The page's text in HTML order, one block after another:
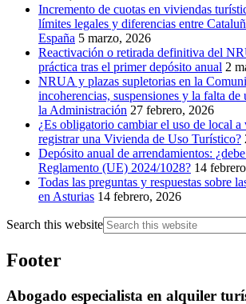
Incremento de cuotas en viviendas
límites legales y diferencias entre
España 5 marzo, 2026
Reactivación o retirada definitiva del
práctica tras el primer depósito anual 2
NRUA y plazas supletorias en la
incoherencias, suspensiones y la falta
la Administración 27 febrero, 2026
¿Es obligatorio cambiar el uso de local a
registrar una Vivienda de Uso Turístico?
Depósito anual de arrendamientos:
Reglamento (UE) 2024/1028? 14
Todas las preguntas y respuestas sobre
en Asturias 14 febrero, 2026
Search this website
Footer
Abogado especialista en alquiler